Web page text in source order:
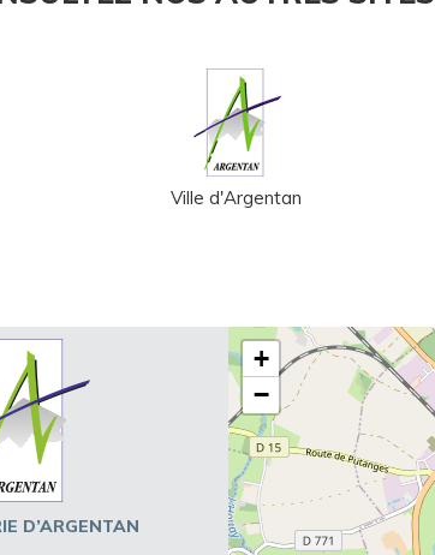
Ville d'Argentan
D’ARGENTAN
+
−